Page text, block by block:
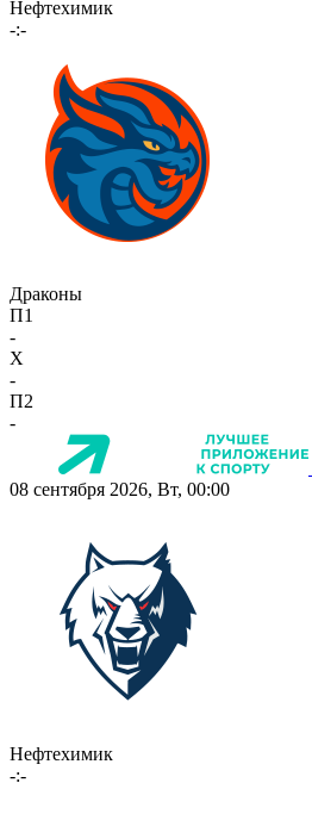
Нефтехимик
-:-
Драконы
П1
-
X
-
П2
-
08 сентября 2026, Вт, 00:00
Нефтехимик
-:-